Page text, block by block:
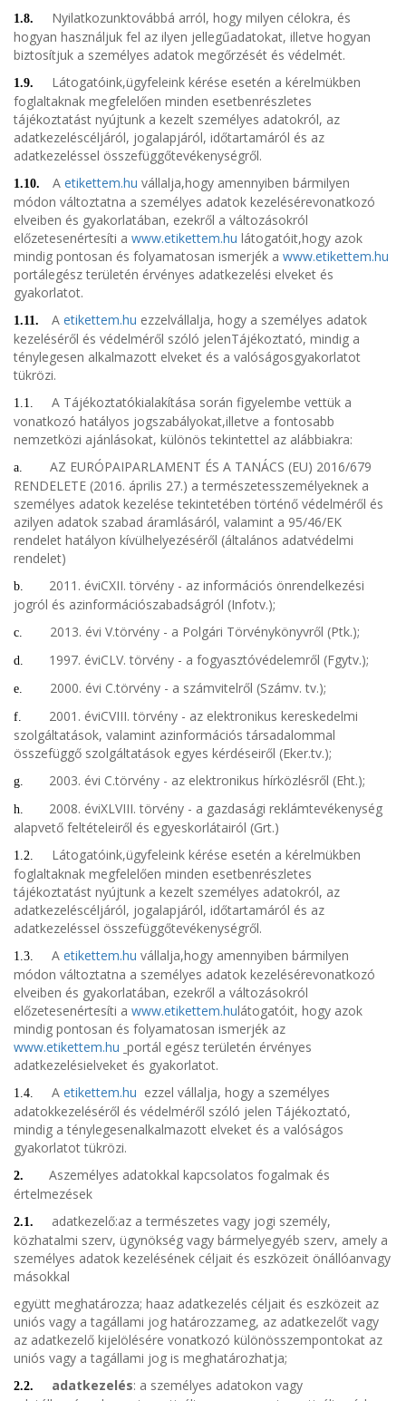
1.8.
Nyilatkozunktovábbá arról, hogy milyen célokra, és
hogyan használjuk fel az ilyen jellegűadatokat, illetve hogyan
biztosítjuk a személyes adatok megőrzését és védelmét.
1.9.
Látogatóink,ügyfeleink kérése esetén a kérelmükben
foglaltaknak megfelelően minden esetbenrészletes
tájékoztatást nyújtunk a kezelt személyes adatokról, az
adatkezeléscéljáról, jogalapjáról, időtartamáról és az
adatkezeléssel összefüggőtevékenységről.
1.10. A etikettem.hu vállalja,hogy amennyiben bármilyen
módon változtatna a személyes adatok kezelésérevonatkozó
elveiben és gyakorlatában, ezekről a változásokról
előzetesenértesíti a www.etikettem.hu látogatóit,hogy azok
mindig pontosan és folyamatosan ismerjék a www.etikettem.hu
portálegész területén érvényes adatkezelési elveket és
gyakorlatot.
1.11. A etikettem.hu ezzelvállalja, hogy a személyes adatok
kezeléséről és védelméről szóló jelenTájékoztató, mindig a
ténylegesen alkalmazott elveket és a valóságosgyakorlatot
tükrözi.
1.1.
A Tájékoztatókialakítása során figyelembe vettük a
vonatkozó hatályos jogszabályokat,illetve a fontosabb
nemzetközi ajánlásokat, különös tekintettel az alábbiakra:
a.
AZ EURÓPAIPARLAMENT ÉS A TANÁCS (EU) 2016/679
RENDELETE (2016. április 27.) a természetesszemélyeknek a
személyes adatok kezelése tekintetében történő védelméről és
azilyen adatok szabad áramlásáról, valamint a 95/46/EK
rendelet hatályon kívülhelyezéséről (általános adatvédelmi
rendelet)
b.
2011. éviCXII. törvény - az információs önrendelkezési
jogról és azinformációszabadságról (Infotv.);
c. 2013. évi V.törvény - a Polgári Törvénykönyvről (Ptk.);
d. 1997. éviCLV. törvény - a fogyasztóvédelemről (Fgytv.);
e. 2000. évi C.törvény - a számvitelről (Számv. tv.);
f.
2001. éviCVIII. törvény - az elektronikus kereskedelmi
szolgáltatások, valamint azinformációs társadalommal
összefüggő szolgáltatások egyes kérdéseiről (Eker.tv.);
g. 2003. évi C.törvény - az elektronikus hírközlésről (Eht.);
h.
2008. éviXLVIII. törvény - a gazdasági reklámtevékenység
alapvető feltételeiről és egyeskorlátairól (Grt.)
1.2.
Látogatóink,ügyfeleink kérése esetén a kérelmükben
foglaltaknak megfelelően minden esetbenrészletes
tájékoztatást nyújtunk a kezelt személyes adatokról, az
adatkezeléscéljáról, jogalapjáról, időtartamáról és az
adatkezeléssel összefüggőtevékenységről.
1.3. A etikettem.hu vállalja,hogy amennyiben bármilyen
módon változtatna a személyes adatok kezelésérevonatkozó
elveiben és gyakorlatában, ezekről a változásokról
előzetesenértesíti a www.etikettem.hulátogatóit, hogy azok
mindig pontosan és folyamatosan ismerjék az
www.etikettem.hu portál egész területén érvényes
adatkezelésielveket és gyakorlatot.
1.4. A etikettem.hu ezzel vállalja, hogy a személyes
adatokkezeléséről és védelméről szóló jelen Tájékoztató,
mindig a ténylegesenalkalmazott elveket és a valóságos
gyakorlatot tükrözi.
2.
Aszemélyes adatokkal kapcsolatos fogalmak és
értelmezések
2.1.
adatkezelő:az a természetes vagy jogi személy,
közhatalmi szerv, ügynökség vagy bármelyegyéb szerv, amely a
személyes adatok kezelésének céljait és eszközeit önállóanvagy
másokkal
együtt meghatározza; haaz adatkezelés céljait és eszközeit az
uniós vagy a tagállami jog határozzameg, az adatkezelőt vagy
az adatkezelő kijelölésére vonatkozó különösszempontokat az
uniós vagy a tagállami jog is meghatározhatja;
2.2. adatkezelés: a személyes adatokon vagy